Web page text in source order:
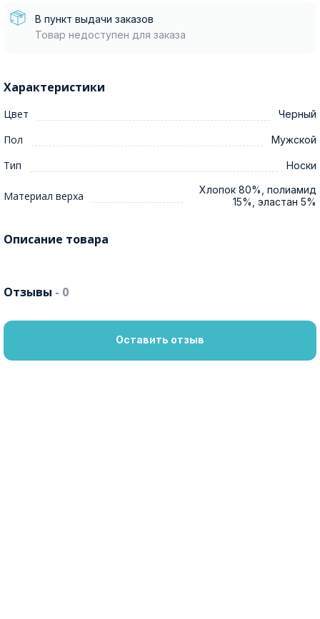
В пункт выдачи заказов
Товар недоступен для заказа
Характеристики
Цвет Черный
Пол Мужской
Тип Носки
Материал верха
Хлопок 80%, полиамид
15%, эластан 5%
Описание товара
Отзывы - 0
Оставить отзыв